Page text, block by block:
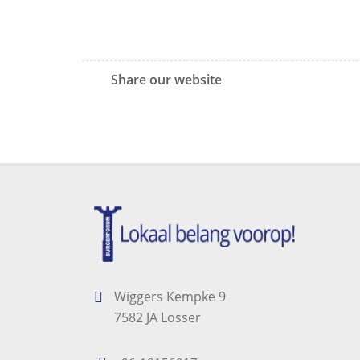
Share our website
Wiggers Kempke 9
7582 JA Losser